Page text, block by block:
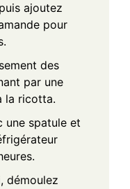
ajoutez
pour
des
par une
la ricotta.
une spatule et
démoulez